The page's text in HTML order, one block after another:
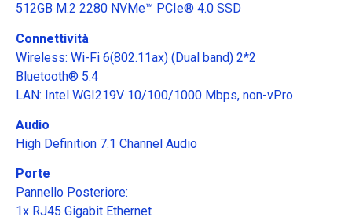
512GB M.2 2280 NVMe™ PCIe® 4.0 SSD
Connettività
Wireless: Wi-Fi 6(802.11ax) (Dual band) 2*2
Bluetooth® 5.4
LAN: Intel WGI219V 10/100/1000 Mbps, non-vPro
Audio
High Definition 7.1 Channel Audio
Porte
Pannello Posteriore:
1x RJ45 Gigabit Ethernet